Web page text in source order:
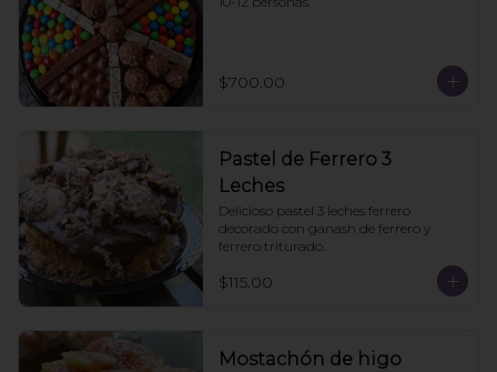
$700.00
Pastel de Ferrero 3
Leches
Delicioso pastel 3 leches ferrero
decorado con ganash de ferrero y
ferrero triturado.
$115.00
Mostachón de higo